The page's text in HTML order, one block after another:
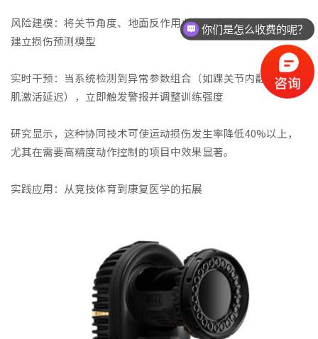
风险建模：将关节角度、地面反作用力与肌肉激活水平关联，
建立损伤预测模型
实时干预：当系统检测到异常参数组合（如踝关节内翻+腓骨长
肌激活延迟），立即触发警报并调整训练强度
研究显示，这种协同技术可使运动损伤发生率降低40%以上，
尤其在需要高精度动作控制的项目中效果显著。
实践应用：从竞技体育到康复医学的拓展
你们是怎么收费的呢？